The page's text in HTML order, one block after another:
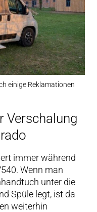
einige Reklamationen
Verschalung
immer während
Wenn man
unter die
Spüle legt, ist da
weiterhin